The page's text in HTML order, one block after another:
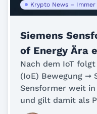
Krypto News –
Siemens
of Energy Ära
Nach dem IoT
(IoE) Bewegung ➞
Sensformer weit
und gilt damit als